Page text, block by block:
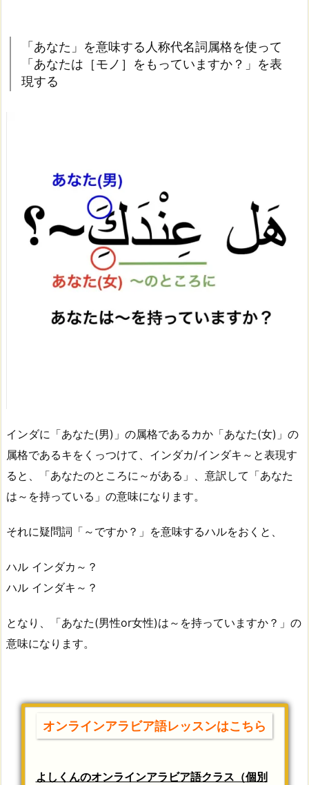
「あなた」を意味する人称代名詞属格を使って
「あなたは［モノ］をもっていますか？」を表
現する
インダに「あなた(男)」の属格であるカか「あなた(女)」の
属格であるキをくっつけて、インダカ/インダキ～と表現す
ると、「あなたのところに～がある」、意訳して「あなた
は～を持っている」の意味になります。
それに疑問詞「～ですか？」を意味するハルをおくと、
ハル インダカ～？
ハル インダキ～？
となり、「あなた(男性or女性)は～を持っていますか？」の
意味になります。
オンラインアラビア語レッスンはこちら
よしくんのオンラインアラビア語クラス（個別